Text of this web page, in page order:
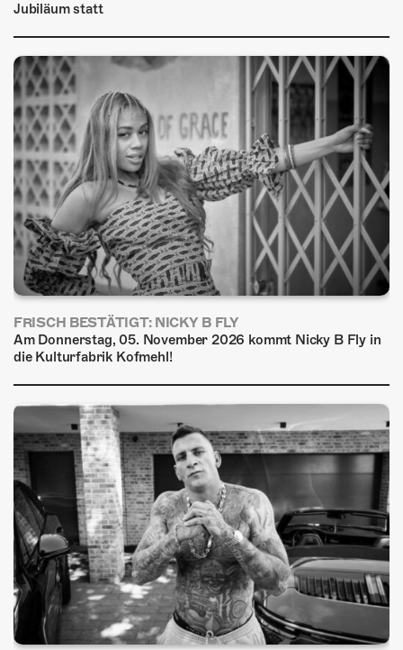
Jubiläum statt
FRISCH BESTÄTIGT: NICKY B FLY
Am Donnerstag, 05. November 2026 kommt Nicky B Fly in
die Kulturfabrik Kofmehl!